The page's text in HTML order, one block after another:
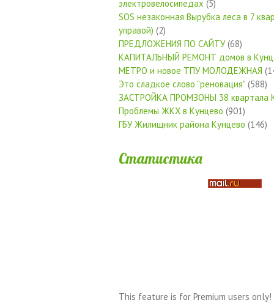
электровелосипедах (5)
SOS незаконная Вырубка леса в 7
управой) (2)
ПРЕДЛОЖЕНИЯ ПО САЙТУ(68)
КАПИТАЛЬНЫЙ РЕМОНТ домов в
МЕТРО и новое ТПУ МОЛОДЕЖНАЯ
Это сладкое слово "реновация" (588)
ЗАСТРОЙКА ПРОМЗОНЫ 38 квартала
Проблемы ЖКХ в Кунцево (901)
ГБУ Жилищник района Кунцево (146)
Статистика
This feature is for Premium users only!